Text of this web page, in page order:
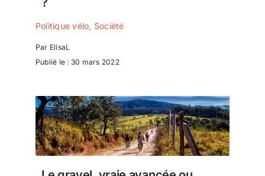
Politique vélo, Société
Par ElisaL
Publié le : 30 mars 2022